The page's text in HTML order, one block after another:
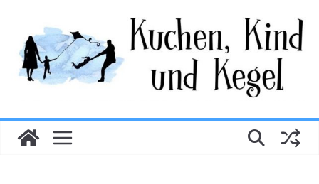
springen